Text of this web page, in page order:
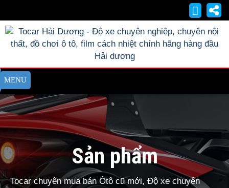
Sản phẩm
Tocar chuyên mua bán Ôtô cũ mới, Độ xe chuyên